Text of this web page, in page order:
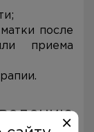
после
приема